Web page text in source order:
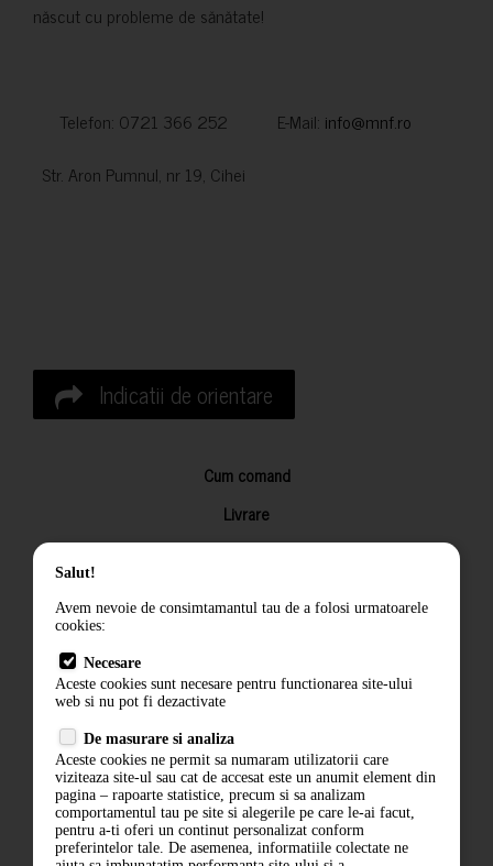
născut cu probleme de sănătate!
Telefon: 0721 366 252 E-Mail: info@mnf.ro
Str. Aron Pumnul, nr 19, Cihei
Indicatii de orientare
Cum comand
Livrare
Returnarea produselor
Termeni si conditii
Politica de confidentialitate
ANPC
Salut!
Avem nevoie de consimtamantul tau de a folosi urmatoarele
cookies:
Necesare
Aceste cookies sunt necesare pentru functionarea site-ului
web si nu pot fi dezactivate
De masurare si analiza
Aceste cookies ne permit sa numaram utilizatorii care
viziteaza site-ul sau cat de accesat este un anumit element din
pagina – rapoarte statistice, precum si sa analizam
comportamentul tau pe site si alegerile pe care le-ai facut,
pentru a-ti oferi un continut personalizat conform
preferintelor tale. De asemenea, informatiile colectate ne